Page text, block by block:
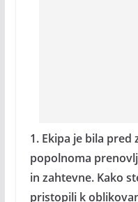
1. Ekipa je bila pred
popolnoma
in zahtevne. Kako
pristopili k